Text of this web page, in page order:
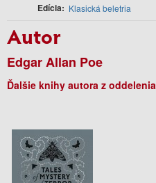
Edícia Klasická beletria
Autor
Edgar Allan Poe
Ďalšie knihy autora z oddelenia